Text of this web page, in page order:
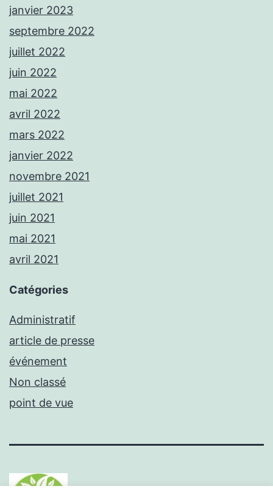
janvier 2023
septembre 2022
juillet 2022
juin 2022
mai 2022
avril 2022
mars 2022
janvier 2022
novembre 2021
juillet 2021
juin 2021
mai 2021
avril 2021
Catégories
Administratif
article de presse
événement
Non classé
point de vue